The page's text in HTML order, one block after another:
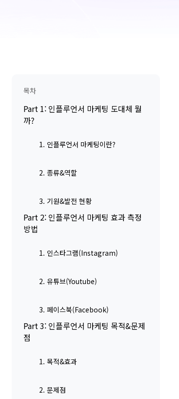
목차
Part 1: 인플루언서 마케팅 도대체 뭘
까?
1. 인플루언서 마케팅이란?
2. 종류&역할
3. 기원&발전 현황
Part 2: 인플루언서 마케팅 효과 측정
방법
1. 인스타그램(Instagram)
2. 유튜브(Youtube)
3. 페이스북(Facebook)
Part 3: 인플루언서 마케팅 목적&문제
점
1. 목적&효과
2. 문제점